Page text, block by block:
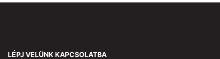
LÉPJ VELÜNK KAPCSOLATBA